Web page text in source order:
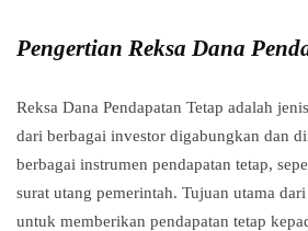
Pengertian Reksa Dana
Reksa Dana Pendapatan Tetap adalah
dari berbagai investor digabungkan dan
berbagai instrumen pendapatan tetap,
surat utang pemerintah. Tujuan utama
untuk memberikan pendapatan tetap